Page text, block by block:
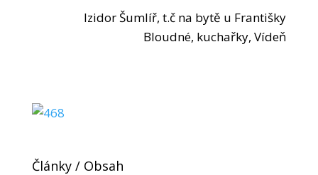
Izidor Šumlíř, t.č na bytě u Františky
Bloudné, kuchařky, Vídeň
Články / Obsah